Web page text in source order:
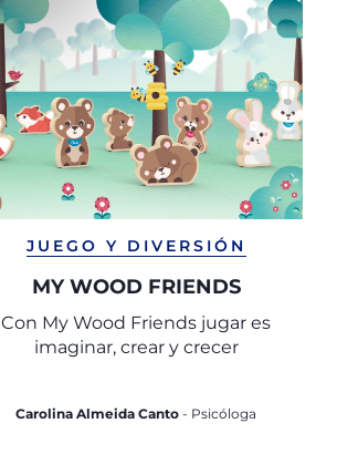
JUEGO Y DIVERSIÓN
MY WOOD FRIENDS
Con My Wood Friends jugar es
imaginar, crear y crecer
Carolina Almeida Canto - Psicóloga